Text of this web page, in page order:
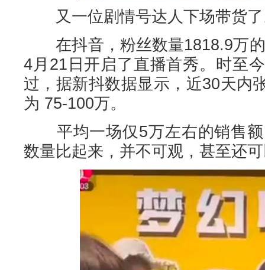
又一位剧情号达人下场带货
在抖音，粉丝数量1818.9万的
4月21日开启了直播首秀。时至
过，据新抖数据显示，近30天内
为 75-100万。
平均一场仅5万左右的销售额
数量比起来，并不可观，甚至还